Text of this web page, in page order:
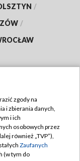
/
/
zgody na
i zbierania danych,
i ich
osobowych przez
również „TVP”),
Zaufanych
(w tym do